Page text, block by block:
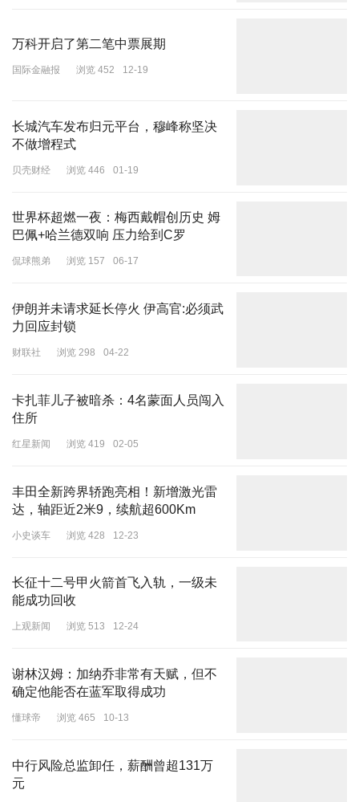
2024年12月25日晚间，宁波中百（600857.SH）、大恒科技
的资产拍卖情况。
院”）执行裁定书，裁定拍卖登记所有人西藏泽添投资发展有限公司
所持上市公司宁波中百的3540.53万股无限售流通股股票，以及登记
所有人竺仁宝所持上市公司宁波中百的1888.4万股无限售流通股股
(本文不构成任何投资建议，据此操作风险自担)
编辑 杨程 综合自证券时报、每日经济新闻、21世纪经济报道
万科开启了第二笔中票展期
国际金融报 浏览 452 12-19
长城汽车发布归元平台，穆峰称坚决
不做增程式
贝壳财经 浏览 446 01-19
世界杯超燃一夜：梅西戴帽创历史 姆
巴佩+哈兰德双响 压力给到C罗
侃球熊弟 浏览 157 06-17
伊朗并未请求延长停火 伊高官:必须武
力回应封锁
财联社 浏览 298 04-22
卡扎菲儿子被暗杀：4名蒙面人员闯入
住所
红星新闻 浏览 419 02-05
丰田全新跨界轿跑亮相！新增激光雷
达，轴距近2米9，续航超600Km
小史谈车 浏览 428 12-23
长征十二号甲火箭首飞入轨，一级未
能成功回收
上观新闻 浏览 513 12-24
谢林汉姆：加纳乔非常有天赋，但不
确定他能否在蓝军取得成功
懂球帝 浏览 465 10-13
中行风险总监卸任，薪酬曾超131万
元